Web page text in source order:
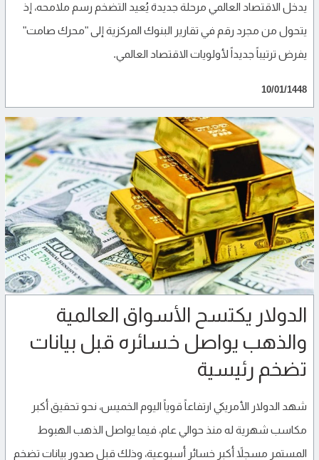
يدخل الاقتصاد العالمي مرحلة جديدة يُعيد التضخم رسم ملامحه، إذ
يتحول من مجرد رقم في تقارير البنوك المركزية إلى "محرك صامت"
يفرض ترتيباً جديداً لأولويات الاقتصاد العالمي.
10/01/1448
الدولار يكتسح الأسواق العالمية
والذهب يواصل خسائره قبل بيانات
تضخم رئيسية
شهد الدولار الأمريكي ارتفاعاً قوياً اليوم الخميس، نحو تحقيق أكبر
مكاسب شهرية له منذ حوالي عام، فيما يواصل الذهب الهبوط
المستمر مسجلاً أكبر خسائر أسبوعية، وذلك قبل صدور ‌بيانات تضخم